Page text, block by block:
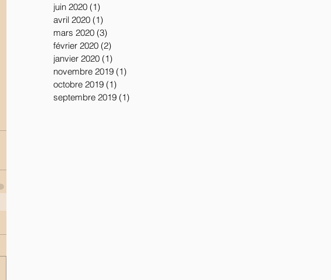
juin 2020 (1)
avril 2020 (1)
mars 2020 (3)
février 2020 (2)
janvier 2020 (1)
novembre 2019 (1)
octobre 2019 (1)
septembre 2019 (1)